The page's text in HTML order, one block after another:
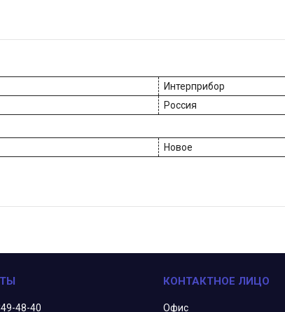
Интерприбор
Россия
Новое
48-40 Офис